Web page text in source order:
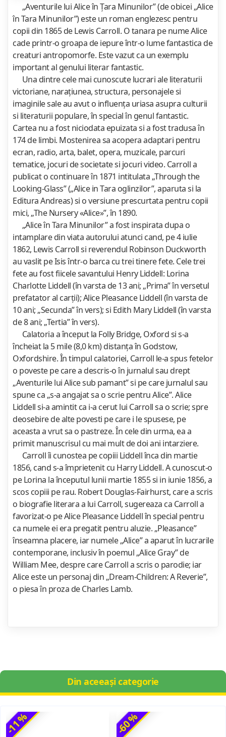
„Aventurile lui Alice în Țara Minunilor” (de obicei „Alice
în Tara Minunilor”) este un roman englezesc pentru
copii din 1865 de Lewis Carroll. O tanara pe nume Alice
cade printr-o groapa de iepure într-o lume fantastica de
creaturi antropomorfe. Este vazut ca un exemplu
important al genului literar fantastic.
Una dintre cele mai cunoscute lucrari ale literaturii
victoriane, narațiunea, structura, personajele si
imaginile sale au avut o influența uriasa asupra culturii
si literaturii populare, în special în genul fantastic.
Cartea nu a fost niciodata epuizata si a fost tradusa în
174 de limbi. Mostenirea sa acopera adaptari pentru
ecran, radio, arta, balet, opera, muzicale, parcuri
tematice, jocuri de societate si jocuri video. Carroll a
publicat o continuare în 1871 intitulata „Through the
Looking-Glass” („Alice in Tara oglinzilor”, aparuta si la
Editura Andreas) si o versiune prescurtata pentru copii
mici, „The Nursery «Alice»”, în 1890.
„Alice în Tara Minunilor” a fost inspirata dupa o
intamplare din viata autorului atunci cand, pe 4 iulie
1862, Lewis Carroll si reverendul Robinson Duckworth
au vaslit pe Isis într-o barca cu trei tinere fete. Cele trei
fete au fost fiicele savantului Henry Liddell: Lorina
Charlotte Liddell (în varsta de 13 ani; „Prima” în versetul
prefatator al carții); Alice Pleasance Liddell (în varsta de
10 ani; „Secunda” în vers); si Edith Mary Liddell (în varsta
de 8 ani; „Tertia” în vers).
Calatoria a început la Folly Bridge, Oxford si s-a
încheiat la 5 mile (8,0 km) distanța în Godstow,
Oxfordshire. În timpul calatoriei, Carroll le-a spus fetelor
o poveste pe care a descris-o în jurnalul sau drept
„Aventurile lui Alice sub pamant” si pe care jurnalul sau
spune ca „s-a angajat sa o scrie pentru Alice”. Alice
Liddell si-a amintit ca i-a cerut lui Carroll sa o scrie; spre
deosebire de alte povesti pe care i le spusese, pe
aceasta a vrut sa o pastreze. În cele din urma, ea a
primit manuscrisul cu mai mult de doi ani intarziere.
Carroll îi cunostea pe copiii Liddell înca din martie
1856, cand s-a împrietenit cu Harry Liddell. A cunoscut-o
pe Lorina la începutul lunii martie 1855 si in iunie 1856, a
scos copiii pe rau. Robert Douglas-Fairhurst, care a scris
o biografie literara a lui Carroll, sugereaza ca Carroll a
favorizat-o pe Alice Pleasance Liddell în special pentru
ca numele ei era pregatit pentru aluzie. „Pleasance”
înseamna placere, iar numele „Alice” a aparut în lucrarile
contemporane, inclusiv în poemul „Alice Gray” de
William Mee, despre care Carroll a scris o parodie; iar
Alice este un personaj din „Dream-Children: A Reverie”,
o piesa în proza de Charles Lamb.
Din aceeași categorie
-11 % -60 %